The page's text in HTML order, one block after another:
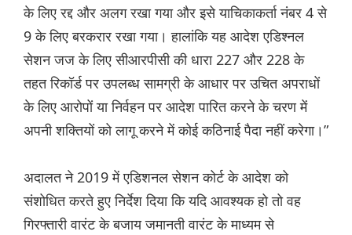
के लिए रद्द और अलग रखा गया और इसे याचिकाकर्ता नंबर 4 से
9 के लिए बरकरार रखा गया। हालांकि यह आदेश एडिश्नल
सेशन जज के लिए सीआरपीसी की धारा 227 और 228 के
तहत रिकॉर्ड पर उपलब्ध सामग्री के आधार पर उचित अपराधों
के लिए आरोपों या निर्वहन पर आदेश पारित करने के चरण में
अपनी शक्तियों को लागू करने में कोई कठिनाई पैदा नहीं करेगा।”
अदालत ने 2019 में एडिशनल सेशन कोर्ट के आदेश को
संशोधित करते हुए निर्देश दिया कि यदि आवश्यक हो तो वह
गिरफ्तारी वारंट के बजाय जमानती वारंट के माध्यम से